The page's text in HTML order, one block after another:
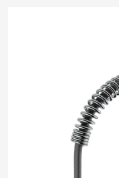
Progetti
Hai dimenticato la
Compila questo form
download aggiuntivi